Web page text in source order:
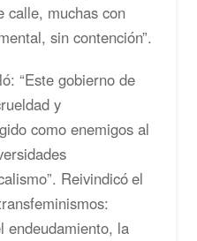
calle, muchas con
sin contención”.
“Este gobierno de
y
como enemigos al
Reivindicó el
endeudamiento, la